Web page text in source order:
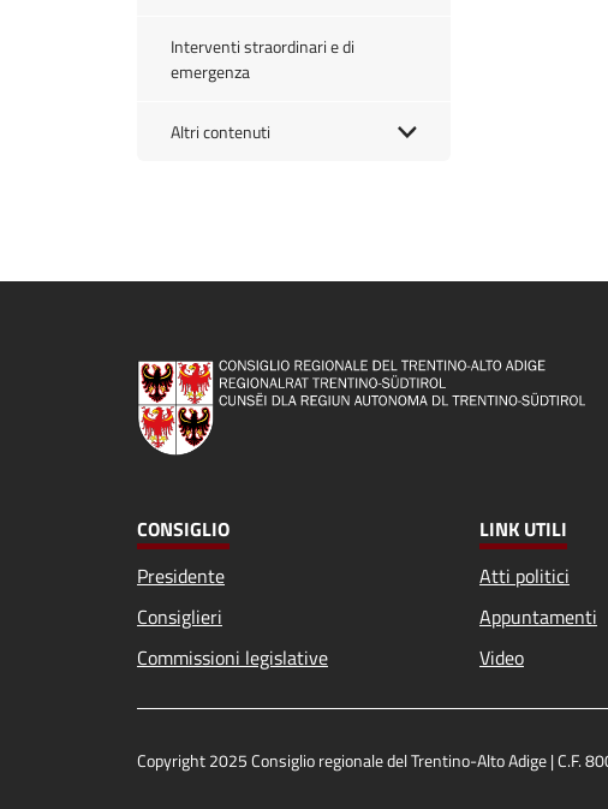
Interventi straordinari e di
emergenza
Altri contenuti
CONSIGLIO
Presidente
Consiglieri
Commissioni legislative
LINK UTILI
Atti politici
Appuntamenti
Video
Copyright 2025 Consiglio regionale del Trentino-Alto Adige | C.F.